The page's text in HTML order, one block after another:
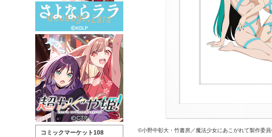
©⼩野中彰⼤・⽵書房／魔法少⼥にあこがれて製作委員
コミックマーケット108